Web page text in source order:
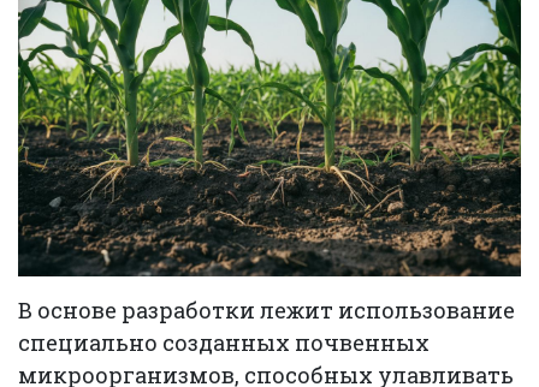
В основе разработки лежит использование
специально созданных почвенных
микроорганизмов, способных улавливать